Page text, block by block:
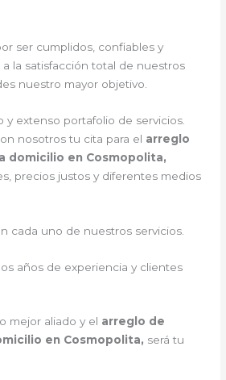
ser cumplidos, confiables y
la satisfacción total de nuestros
nuestro mayor objetivo.
y extenso portafolio de servicios.
nosotros tu cita para el arreglo
domicilio en Cosmopolita,
precios justos y diferentes medios
cada uno de nuestros servicios.
años de experiencia y clientes
mejor aliado y el arreglo de
en Cosmopolita, será tu